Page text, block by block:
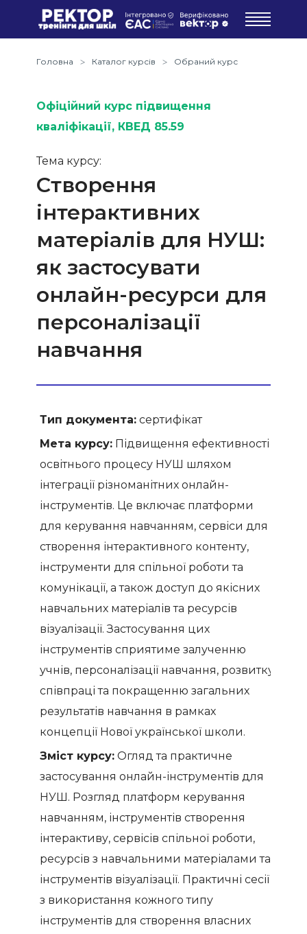
Головна Каталог курсів Обраний курс
Офіційний курс підвищення
кваліфікації, КВЕД 85.59
Тема курсу:
Створення
інтерактивних
матеріалів для НУШ:
як застосувати
онлайн-ресурси для
персоналізації
навчання
Тип документа: сертифікат
Мета курсу: Підвищення ефективності
освітнього процесу НУШ шляхом
інтеграції різноманітних онлайн-
інструментів. Це включає платформи
для керування навчанням, сервіси для
створення інтерактивного контенту,
інструменти для спільної роботи та
комунікації, а також доступ до якісних
навчальних матеріалів та ресурсів
візуалізації. Застосування цих
інструментів сприятиме залученню
учнів, персоналізації навчання, розвитку
співпраці та покращенню загальних
результатів навчання в рамках
концепції Нової української школи.
Зміст курсу: Огляд та практичне
застосування онлайн-інструментів для
НУШ. Розгляд платформ керування
навчанням, інструментів створення
інтерактиву, сервісів спільної роботи,
ресурсів з навчальними матеріалами та
інструментів візуалізації. Практичні сесії
з використання кожного типу
інструментів для створення власних